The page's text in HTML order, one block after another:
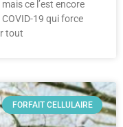
ce l’est encore
19 qui force
tout
FORFAIT CELLULAIRE